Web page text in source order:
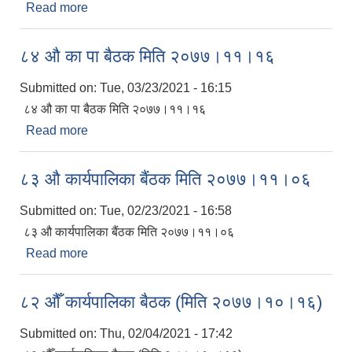
Read more
८४ औ का पा बैठक मिति २०७७।११।१६
Submitted on: Tue, 03/23/2021 - 16:15
८४ औ का पा बैठक मिति २०७७।११।१६
Read more
८३ औ कार्यपालिका बैंठक मिति २०७७।११।०६
Submitted on: Tue, 02/23/2021 - 16:58
८३ औ कार्यपालिका बैंठक मिति २०७७।११।०६
Read more
८२ औँ कार्यपालिका बैठक (मिति २०७७।१०।१६)
Submitted on: Thu, 02/04/2021 - 17:42